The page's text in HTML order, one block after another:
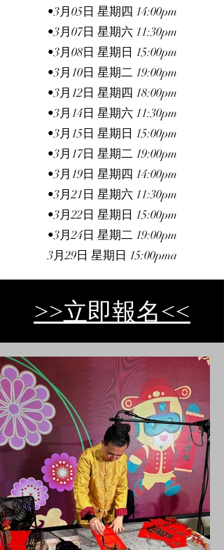
•3月05日 星期四 14:00pm
•3月07日 星期六 11:30pm
•3月08日 星期日 15:00pm
•3月10日 星期二 19:00pm
•3月12日 星期四 18:00pm
•3月14日 星期六 11:30pm
•3月15日 星期日 15:00pm
•3月17日 星期二 19:00pm
•3月19日 星期四 14:00pm
•3月21日 星期六 11:30pm
•3月22日 星期日 15:00pm
•3月24日 星期二 19:00pm
3月29日 星期日 15:00pma
​>>立即報名<<